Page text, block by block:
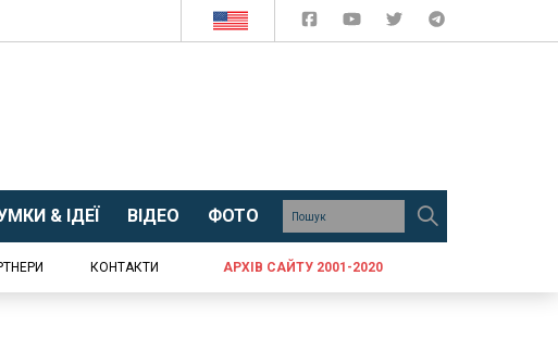
& ІДЕЇ ВІДЕО ФОТО
КОНТАКТИ АРХІВ САЙТУ 2001-2020